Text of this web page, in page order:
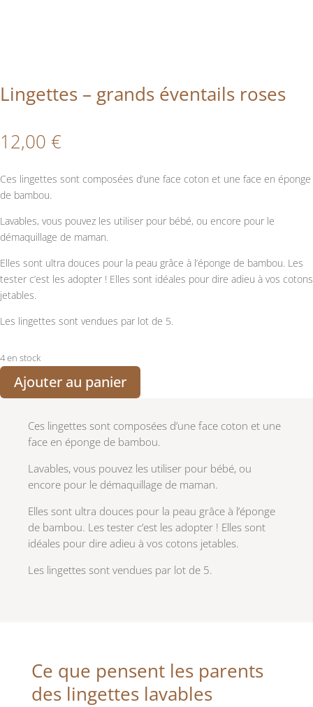
Lingettes – grands éventails roses
12,00 €
Ces lingettes sont composées d’une face coton et une face en éponge
de bambou.
Lavables, vous pouvez les utiliser pour bébé, ou encore pour le
démaquillage de maman.
Elles sont ultra douces pour la peau grâce à l’éponge de bambou. Les
tester c’est les adopter ! Elles sont idéales pour dire adieu à vos cotons
jetables.
Les lingettes sont vendues par lot de 5.
4 en stock
Ajouter au panier
Ces lingettes sont composées d’une face coton et une
face en éponge de bambou.
Lavables, vous pouvez les utiliser pour bébé, ou
encore pour le démaquillage de maman.
Elles sont ultra douces pour la peau grâce à l’éponge
de bambou. Les tester c’est les adopter ! Elles sont
idéales pour dire adieu à vos cotons jetables.
Les lingettes sont vendues par lot de 5.
Ce que pensent les parents
des lingettes lavables